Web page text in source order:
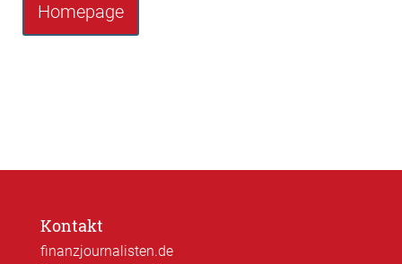
Homepage
Kontakt
finanzjournalisten.de